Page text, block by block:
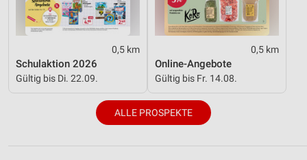
0,5 km
Schulaktion 2026
Gültig bis Di. 22.09.
0,5 km
Online-Angebote
Gültig bis Fr. 14.08.
ALLE PROSPEKTE